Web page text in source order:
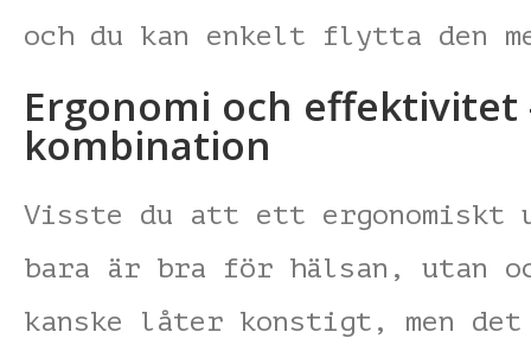
och du kan enkelt flytta den
Ergonomi och effektivitet
kombination
Visste du att ett ergonomiskt
bara är bra för hälsan, utan
kanske låter konstigt, men det